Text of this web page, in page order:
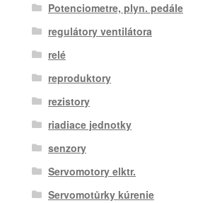
Potenciometre, plyn. pedále
regulátory ventilátora
relé
reproduktory
rezistory
riadiace jednotky
senzory
Servomotory elktr.
Servomotůrky kúrenie